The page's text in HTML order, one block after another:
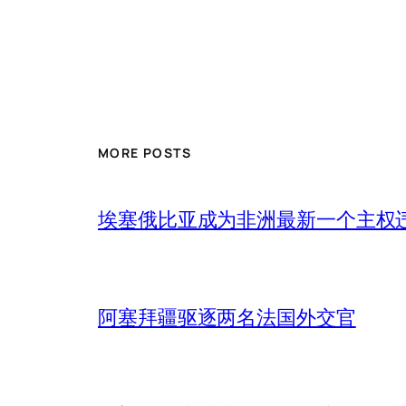
MORE POSTS
埃塞俄比亚成为非洲最新一个主权
阿塞拜疆驱逐两名法国外交官